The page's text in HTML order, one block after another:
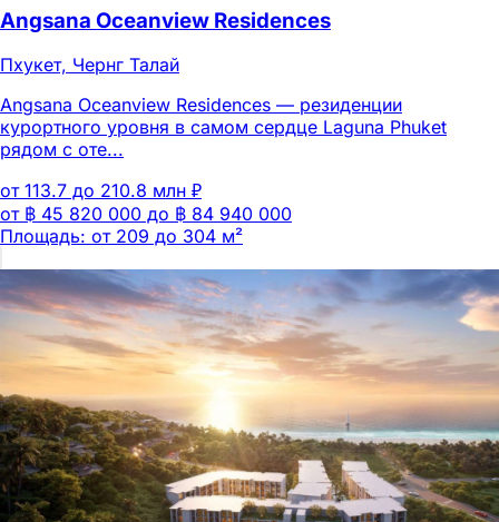
Angsana Oceanview Residences
Пхукет, Чернг Талай
Angsana Oceanview Residences — резиденции
курортного уровня в самом сердце Laguna Phuket
рядом с оте...
от 113.7 до 210.8 млн ₽
от ฿ 45 820 000 до ฿ 84 940 000
Площадь: от 209 до 304 м²